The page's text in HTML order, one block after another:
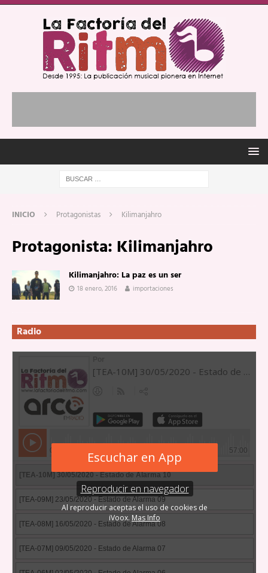
INICIO Protagonistas Kilimanjahro
Protagonista: Kilimanjahro
Kilimanjahro: La paz es un ser
18 enero, 2016 importaciones
Radio